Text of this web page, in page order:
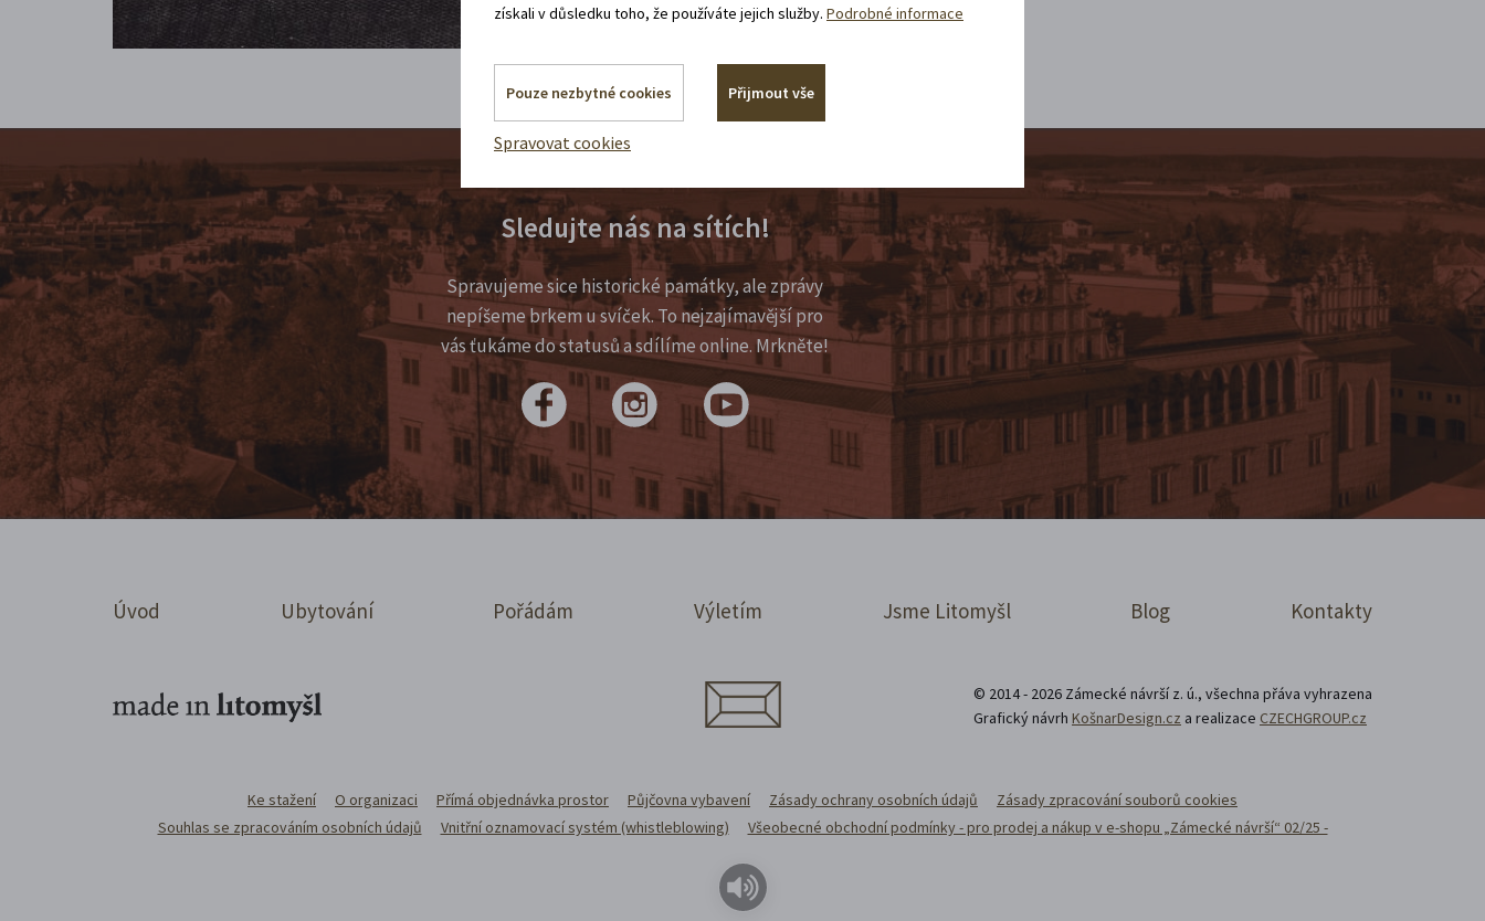
Sledujte nás na sítích!
Spravujeme sice historické památky, ale zprávy
nepíšeme brkem u svíček. To nejzajímavější pro
vás ťukáme do statusů a sdílíme online. Mrkněte!
Úvod Ubytování Pořádám Výletím Jsme Litomyšl Blog Kontakty
© 2014 - 2026 Zámecké návrší z. ú., všechna přáva vyhrazena
Grafický návrh KošnarDesign.cz a realizace CZECHGROUP.cz
Ke stažení O organizaci Přímá objednávka prostor Půjčovna vybavení Zásady ochrany osobních údajů
Zásady zpracování souborů cookies
Souhlas se zpracováním osobních údajů
Vnitřní oznamovací systém (whistleblowing) Všeobecné obchodní podmínky - pro prodej a nákup v e-shopu „Zámecké návrší“ 02/25 -
získali v důsledku toho, že používáte jejich služby.Podrobné informace
Pouze nezbytné cookies Přijmout vše
Spravovat cookies